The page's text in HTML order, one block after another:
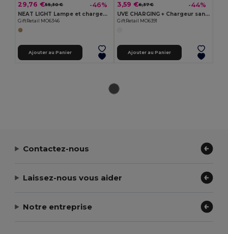
29,76 €55,30 € -46%
NEAT LIGHT Lampe et chargeur de bureau
GiftRetail MO6346
Ajouter au Panier
3,59 €6,37 € -44%
UVE CHARGING + Chargeur sans fil rond
GiftRetail MO6391
Ajouter au Panier
Contactez-nous
Laissez-nous vous aider
Notre entreprise